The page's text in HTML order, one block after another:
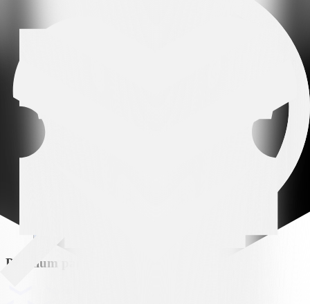
Arena partner
Premium partner